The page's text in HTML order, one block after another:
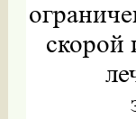
скорой